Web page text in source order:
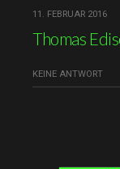
11. FEBRUAR 2016
Thomas
KEINE ANTWORT